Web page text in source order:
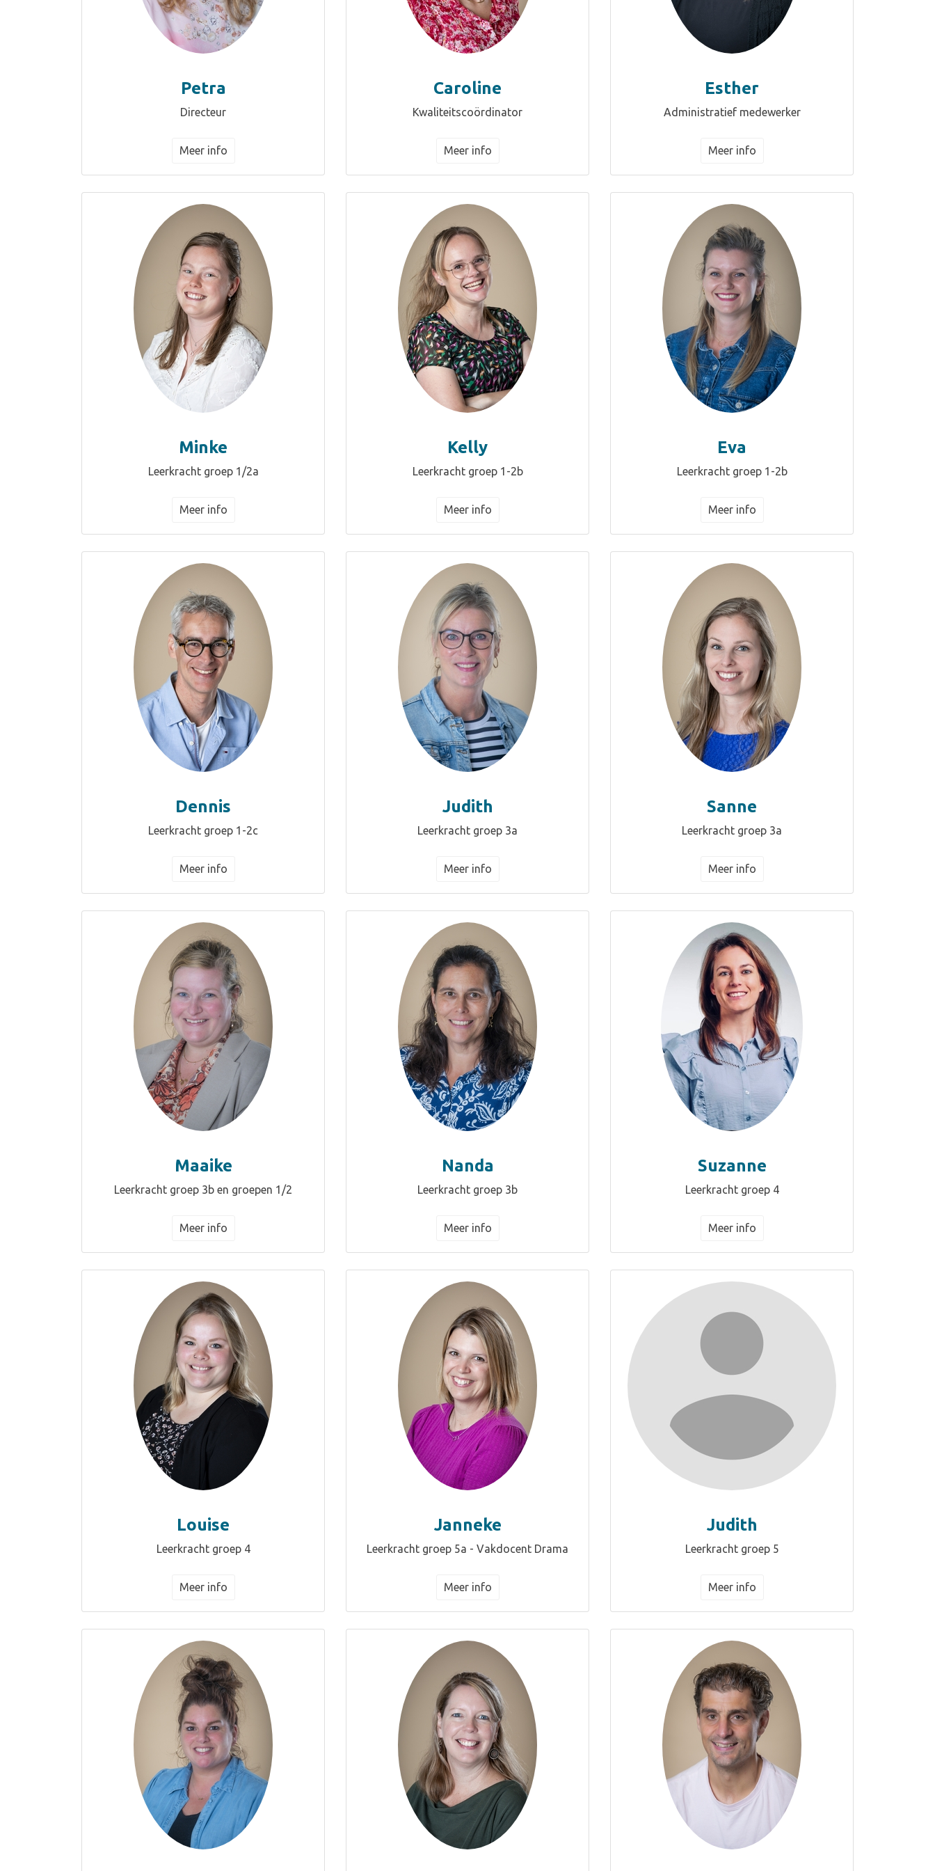
Petra
Directeur
Meer info
Caroline
Kwaliteitscoördinator
Meer info
Esther
Administratief medewerker
Meer info
Minke
Leerkracht groep 1/2a
Meer info
Kelly
Leerkracht groep 1-2b
Meer info
Eva
Leerkracht groep 1-2b
Meer info
Dennis
Leerkracht groep 1-2c
Meer info
Judith
Leerkracht groep 3a
Meer info
Sanne
Leerkracht groep 3a
Meer info
Maaike
Leerkracht groep 3b en groepen 1/2
Meer info
Nanda
Leerkracht groep 3b
Meer info
Suzanne
Leerkracht groep 4
Meer info
Louise
Leerkracht groep 4
Meer info
Janneke
Leerkracht groep 5a - Vakdocent Drama
Meer info
Judith
Leerkracht groep 5
Meer info